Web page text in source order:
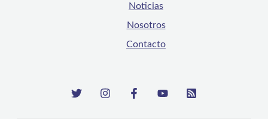
Noticias
Nosotros
Contacto